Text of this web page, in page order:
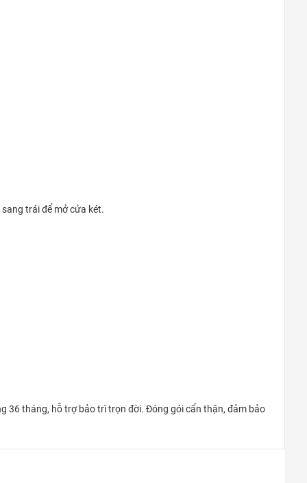
trái để mở cửa két.
36 tháng, hỗ trợ bảo trì trọn đời. Đóng gói cẩn thận, đảm bảo